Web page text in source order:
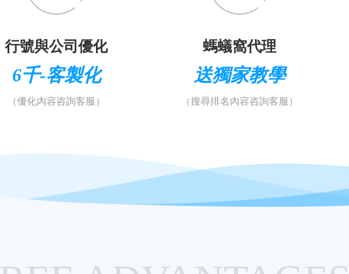
行號與公司優化
6千-客製化
（優化內容咨詢客服）
螞蟻窩代理
送獨家教學
（搜尋排名內容咨詢客服）